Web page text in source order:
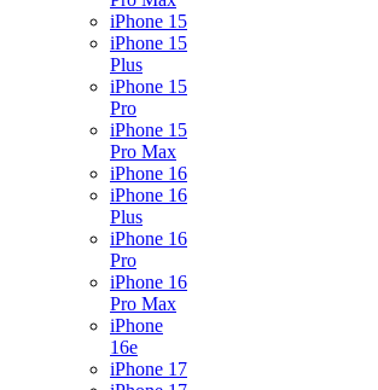
iPhone 15
iPhone 15
Plus
iPhone 15
Pro
iPhone 15
Pro Max
iPhone 16
iPhone 16
Plus
iPhone 16
Pro
iPhone 16
Pro Max
iPhone
16e
iPhone 17